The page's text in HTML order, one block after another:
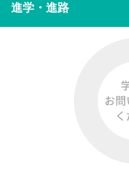
進学・進路